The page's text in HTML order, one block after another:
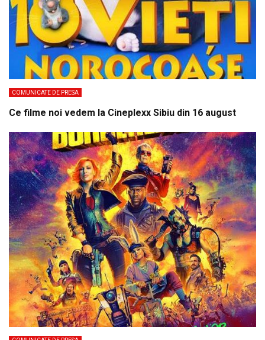
COMUNICATE DE PRESA
Ce filme noi vedem la Cineplexx Sibiu din 16 august